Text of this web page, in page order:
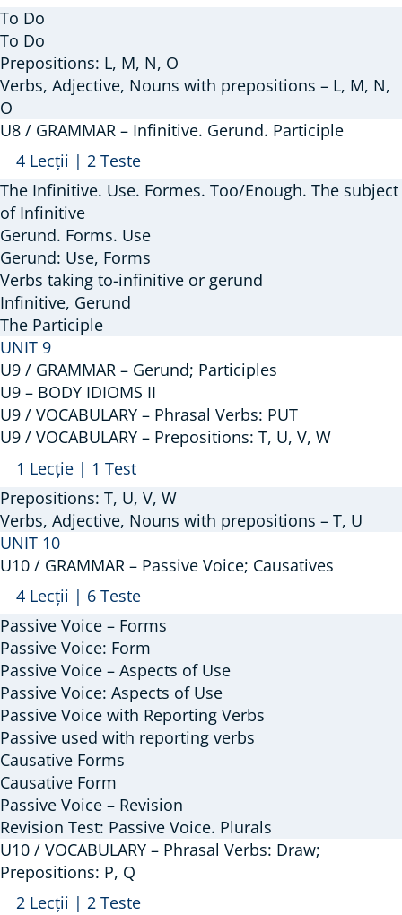
/
VOCABULARY
–
Phrasal
Do;
Prepositions:
L,
M,
N,
O
To Do
To Do
Prepositions: L, M, N, O
Verbs, Adjective, Nouns with prepositions – L, M, N,
O
U8 / GRAMMAR – Infinitive. Gerund. Participle
Arată
U8
/
GRAMMAR
–
Infinitive.
Gerund.
Participle
4 Lecții | 2 Teste
The Infinitive. Use. Formes. Too/Enough. The subject
of Infinitive
Gerund. Forms. Use
Gerund: Use, Forms
Verbs taking to-infinitive or gerund
Infinitive, Gerund
The Participle
UNIT 9
U9 / GRAMMAR – Gerund; Participles
U9 – BODY IDIOMS II
U9 / VOCABULARY – Phrasal Verbs: PUT
U9 / VOCABULARY – Prepositions: T, U, V, W
Arată
U9
/
VOCABULARY
–
Prepositions:
T,
U,
V,
W
1 Lecție | 1 Test
Prepositions: T, U, V, W
Verbs, Adjective, Nouns with prepositions – T, U
UNIT 10
U10 / GRAMMAR – Passive Voice; Causatives
Arată
U10
/
GRAMMAR
–
Passive
Voice;
Causatives
4 Lecții | 6 Teste
Passive Voice – Forms
Passive Voice: Form
Passive Voice – Aspects of Use
Passive Voice: Aspects of Use
Passive Voice with Reporting Verbs
Passive used with reporting verbs
Causative Forms
Causative Form
Passive Voice – Revision
Revision Test: Passive Voice. Plurals
U10 / VOCABULARY – Phrasal Verbs: Draw;
Prepositions: P, Q
Arată
U10
2 Lecții | 2 Teste